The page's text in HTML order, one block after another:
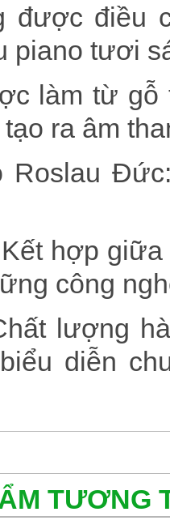
được điều
piano tươi
làm từ gỗ
ra âm
Roslau
hợp
công
lượng
diễn
TƯƠNG